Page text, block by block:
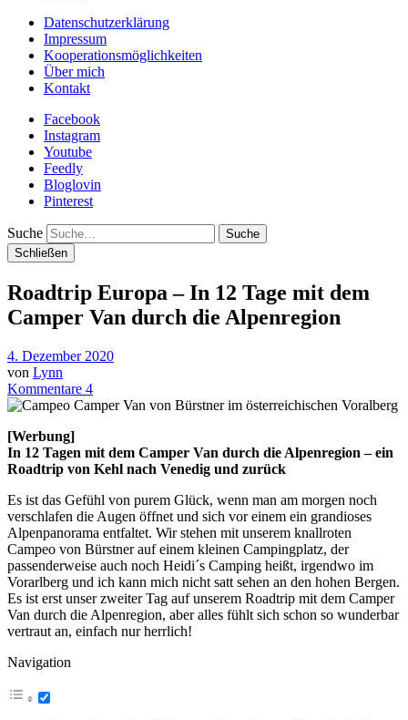
Datenschutzerklärung
Impressum
Kooperationsmöglichkeiten
Über mich
Kontakt
Facebook
Instagram
Youtube
Feedly
Bloglovin
Pinterest
Suche
Schließen
Roadtrip Europa – In 12 Tage mit dem
Camper Van durch die Alpenregion
4. Dezember 2020
von Lynn
Kommentare 4
[Werbung]
In 12 Tagen mit dem Camper Van durch die Alpenregion – ein
Roadtrip von Kehl nach Venedig und zurück
Es ist das Gefühl von purem Glück, wenn man am morgen noch
verschlafen die Augen öffnet und sich vor einem ein grandioses
Alpenpanorama entfaltet. Wir stehen mit unserem knallroten
Campeo von Bürstner auf einem kleinen Campingplatz, der
passenderweise auch noch Heidi´s Camping heißt, irgendwo im
Vorarlberg und ich kann mich nicht satt sehen an den hohen Bergen.
Es ist erst unser zweiter Tag auf unserem Roadtrip mit dem Camper
Van durch die Alpenregion, aber alles fühlt sich schon so wunderbar
vertraut an, einfach nur herrlich!
Navigation